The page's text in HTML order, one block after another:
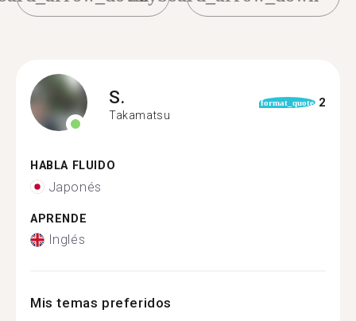
S.
Takamatsu
format_quote 2
HABLA FLUIDO
Japonés
APRENDE
Inglés
Mis temas preferidos